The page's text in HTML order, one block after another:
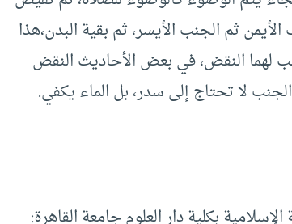
ثم الجنب الأيسر، ثم بقية البدن،هذا
لهما النقض، في بعض الأحاديث النقض
لا تحتاج إلى سدر، بل الماء يكفي.
بكلية دار العلوم جامعة القاهرة: